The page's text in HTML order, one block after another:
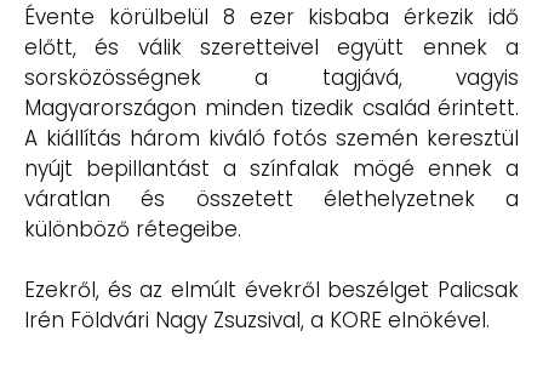
Évente körülbelül 8 ezer kisbaba érkezik idő
előtt, és válik szeretteivel együtt ennek a
sorsközösségnek a tagjává, vagyis
Magyarországon minden tizedik család érintett.
A kiállítás három kiváló fotós szemén keresztül
nyújt bepillantást a színfalak mögé ennek a
váratlan és összetett élethelyzetnek a
különböző rétegeibe.
Ezekről, és az elmúlt évekről beszélget Palicsak
Irén Földvári Nagy Zsuzsival, a KORE elnökével.